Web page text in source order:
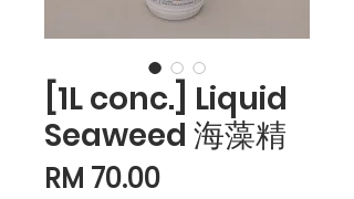
[1L conc.] Liquid
Seaweed 海藻精
RM 70.00Price